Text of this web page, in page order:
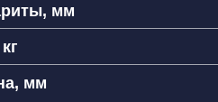
мм
мм
имя
связаться?
+7